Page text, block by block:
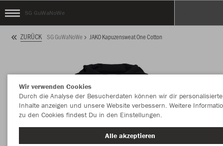
SG GuWaNoWe
ZURÜCK SG GuWaNoWe JAKO Kapuzensweat One Cotton
Wir verwenden Cookies
Durch die Analyse der Besucherdaten können wir dir personalisierte
Inhalte anzeigen und unsere Website verbessern. Weitere
zu den Cookies findest Du in den Einstellungen.
Alle akzeptieren